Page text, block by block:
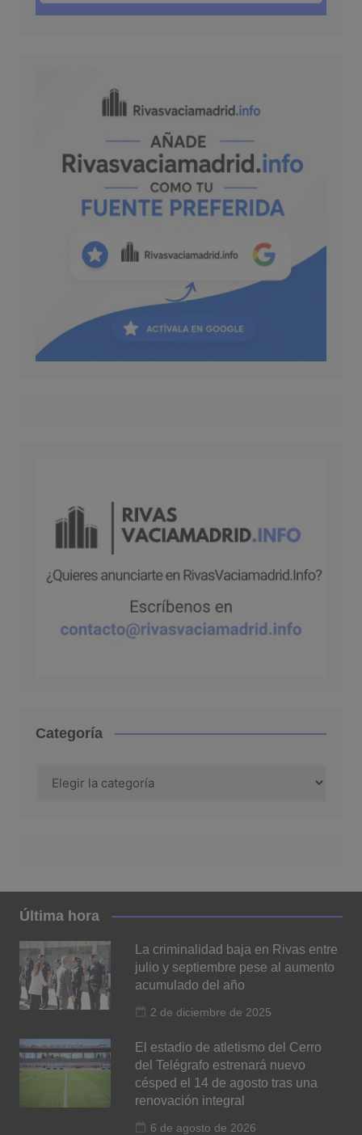
Categoría
Última hora
La criminalidad baja en Rivas entre
julio y septiembre pese al aumento
acumulado del año
2 de diciembre de 2025
El estadio de atletismo del Cerro
del Telégrafo estrenará nuevo
césped el 14 de agosto tras una
renovación integral
6 de agosto de 2026